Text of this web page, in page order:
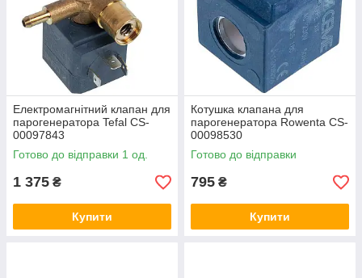
Електромагнітний клапан для
парогенератора Tefal CS-
00097843
Готово до відправки 1 од.
1 375 ₴
Купити
Котушка клапана для
парогенератора Rowenta CS-
00098530
Готово до відправки
795 ₴
Купити